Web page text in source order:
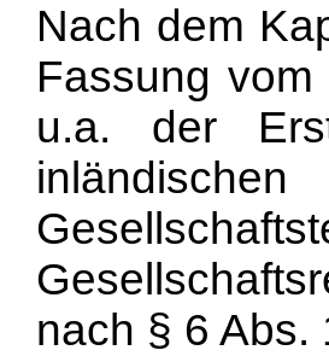
Nach dem
Fassung
u.a. der
nach § 6 Abs.